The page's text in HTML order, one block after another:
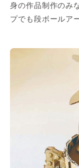
身の作品制作のみ
プでも段ボールア